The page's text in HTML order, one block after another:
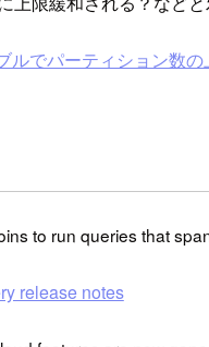
ルでパーティション数
to run queries that
release notes